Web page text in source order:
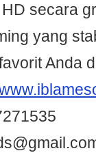
secara
yang
Anda